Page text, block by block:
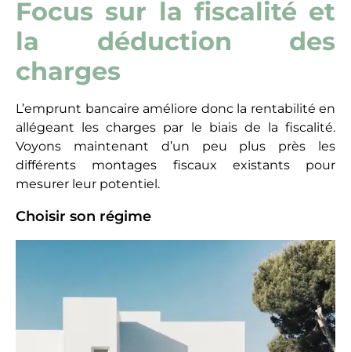
à 15 000 euros par an, vous relevez de plein droit
du régime micro foncier, qui ne vous donne droit à
aucune déduction de charge. Vous bénéficiez
seulement d’un abattement de 50 % de vos
frais et charges que vous supportez en tant que
propriétaire. Aucune déduction supplémentaire
n’est autorisée. Cela explique que dès lors que les
charges outrepassent cette barre symbolique des
50 %, les investisseurs se tournent vers un autre
Les charges déductibles au réel en location
En louant sous le régime du réel en location nue,
le contribuable déclare ses revenus locatifs dans la
catégorie des revenus fonciers. Ces revenus
s’ajoutent à ses autres sources de revenus et